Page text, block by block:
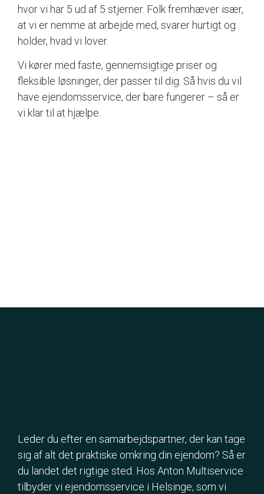
hvor vi har 5 ud af 5 stjerner. Folk fremhæver især,
at vi er nemme at arbejde med, svarer hurtigt og
holder, hvad vi lover.
Vi kører med faste, gennemsigtige priser og
fleksible løsninger, der passer til dig. Så hvis du vil
have ejendomsservice, der bare fungerer – så er
vi klar til at hjælpe.
Leder du efter en samarbejdspartner, der kan tage
sig af alt det praktiske omkring din ejendom? Så er
du landet det rigtige sted. Hos Anton Multiservice
tilbyder vi ejendomsservice i Helsinge, som vi